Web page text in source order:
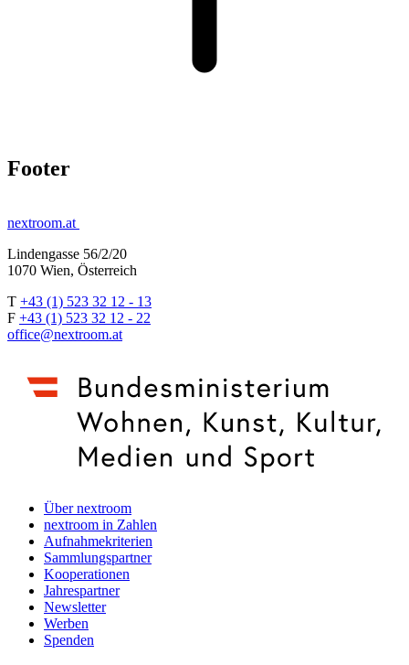
Footer
nextroom.at
Lindengasse 56/2/20
1070 Wien, Österreich
T +43 (1) 523 32 12 - 13
F +43 (1) 523 32 12 - 22
office@nextroom.at
Über nextroom
nextroom in Zahlen
Aufnahmekriterien
Sammlungspartner
Kooperationen
Jahrespartner
Newsletter
Werben
Spenden